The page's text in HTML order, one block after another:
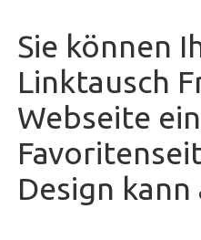
Sie können
Linktausch
Webseite
Design